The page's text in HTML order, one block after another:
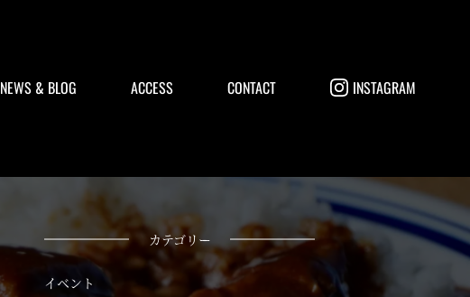
NEWS & BLOG ACCESS CONTACT INSTAGRAM
カテゴリー
イベント